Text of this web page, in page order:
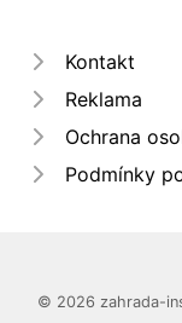
Kontakt
Reklama
Ochrana
Podmínky
© 2026 zahrada-